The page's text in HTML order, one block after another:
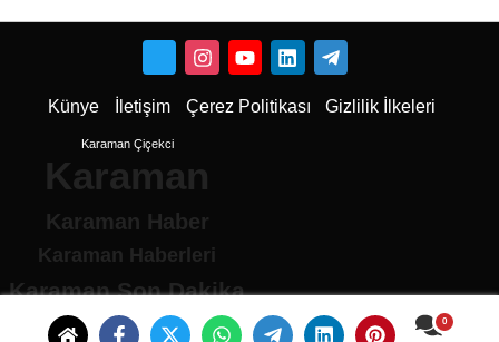
Künye İletişim Çerez Politikası Gizlilik İlkeleri
Karaman Çiçekci
Karaman
Karaman Haber
Karaman Haberleri
Karaman Son Dakika
Karaman son dakika Haberleri